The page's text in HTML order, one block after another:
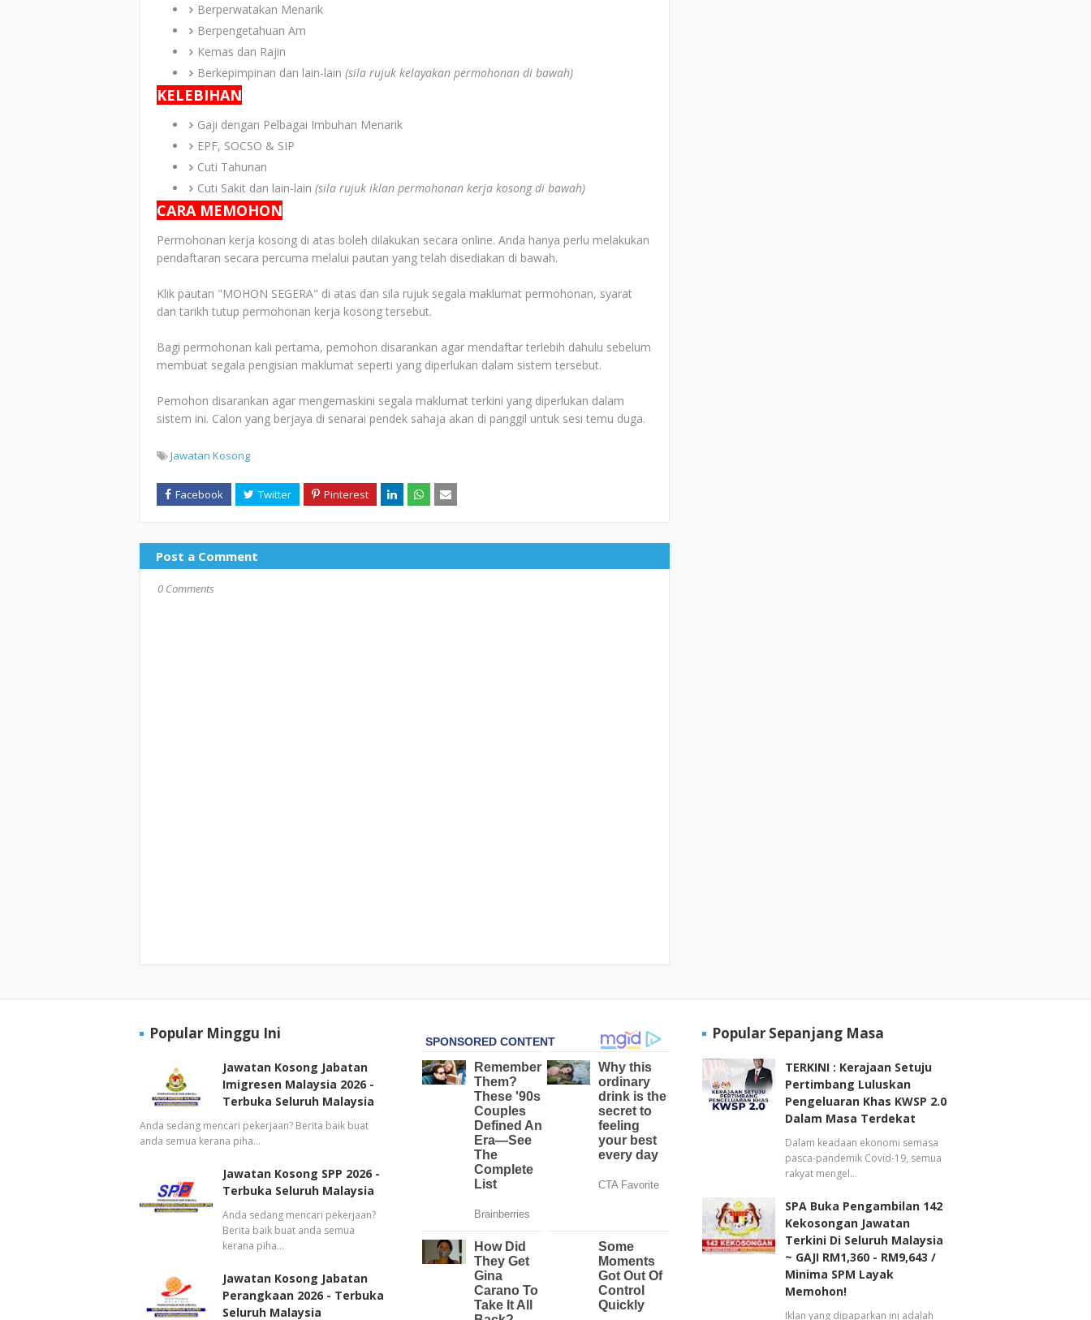
Berperwatakan Menarik
Berpengetahuan Am
Kemas dan Rajin
Berkepimpinan dan lain-lain (sila rujuk kelayakan permohonan di bawah)
KELEBIHAN
Gaji dengan Pelbagai Imbuhan Menarik
EPF, SOCSO & SIP
Cuti Tahunan
Cuti Sakit dan lain-lain (sila rujuk iklan permohonan kerja kosong di bawah)
CARA MEMOHON
Permohonan kerja kosong di atas boleh dilakukan secara online. Anda hanya perlu melakukan
pendaftaran secara percuma melalui pautan yang telah disediakan di bawah.
Klik pautan "MOHON SEGERA" di atas dan sila rujuk segala maklumat permohonan, syarat
dan tarikh tutup permohonan kerja kosong tersebut.
Bagi permohonan kali pertama, pemohon disarankan agar mendaftar terlebih dahulu sebelum
membuat segala pengisian maklumat seperti yang diperlukan dalam sistem tersebut.
Pemohon disarankan agar mengemaskini segala maklumat terkini yang diperlukan dalam
sistem ini. Calon yang berjaya di senarai pendek sahaja akan di panggil untuk sesi temu duga.
Jawatan Kosong
Post a Comment
0 Comments
Popular Minggu Ini
Jawatan Kosong Jabatan
Imigresen Malaysia 2026 -
Terbuka Seluruh Malaysia
Anda sedang mencari pekerjaan? Berita baik buat
anda semua kerana piha…
Jawatan Kosong SPP 2026 -
Terbuka Seluruh Malaysia
Anda sedang mencari pekerjaan?
Berita baik buat anda semua
kerana piha…
Jawatan Kosong Jabatan
Perangkaan 2026 - Terbuka
Seluruh Malaysia
Popular Sepanjang Masa
TERKINI : Kerajaan Setuju
Pertimbang Luluskan
Pengeluaran Khas KWSP 2.0
Dalam Masa Terdekat
Dalam keadaan ekonomi semasa
pasca-pandemik Covid-19, semua
rakyat mengel…
SPA Buka Pengambilan 142
Kekosongan Jawatan
Terkini Di Seluruh Malaysia
~ GAJI RM1,360 - RM9,643 /
Minima SPM Layak
Memohon!
Iklan yang dipaparkan ini adalah